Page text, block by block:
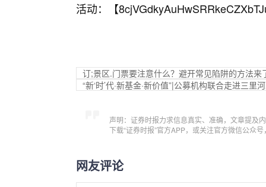
活动：【
订;景区.门票要注意什么？避开常见陷阱的方法来
“新‘时’代·新基金·新价值”|公募机构联合走进三
声明：证券时报力求信息真实、准确，文章提及
下载“证券时报”官方APP，或关注官方微信公众
网友评论